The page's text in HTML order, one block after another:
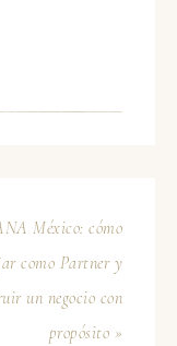
México: cómo
como Partner y
un negocio con
propósito »